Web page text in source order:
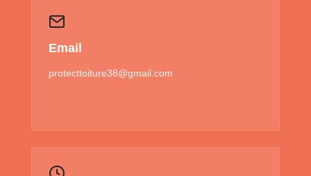
Email
protecttoiture38@gmail.com